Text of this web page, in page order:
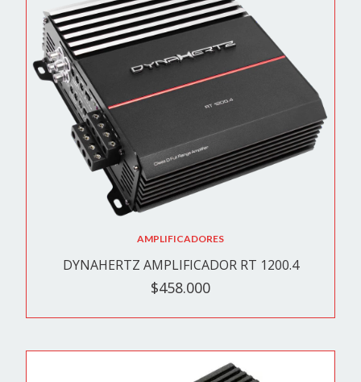
AMPLIFICADORES
DYNAHERTZ AMPLIFICADOR RT 1200.4
$458.000